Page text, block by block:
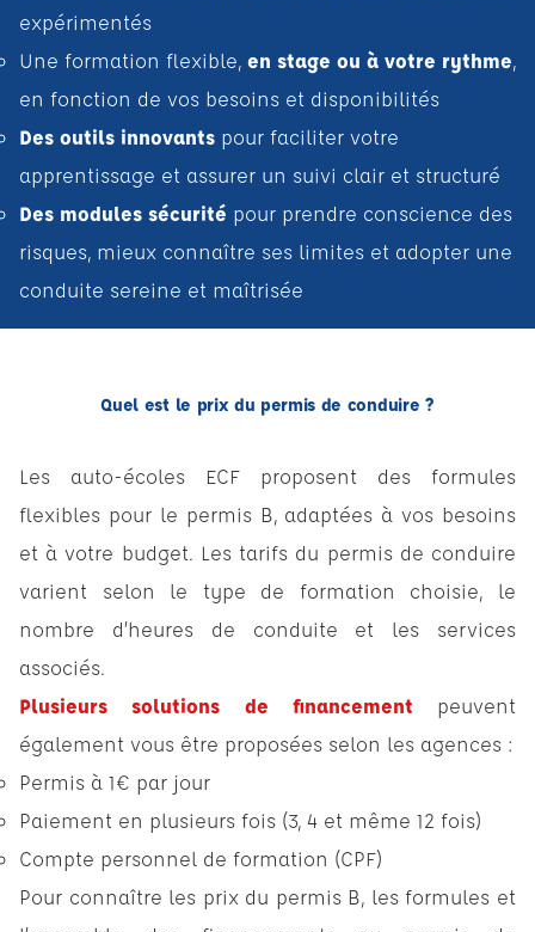
expérimentés
Une formation flexible, en stage ou à votre rythme,
en fonction de vos besoins et disponibilités
Des outils innovants pour faciliter votre
apprentissage et assurer un suivi clair et structuré
Des modules sécurité pour prendre conscience des
risques, mieux connaître ses limites et adopter une
conduite sereine et maîtrisée
Quel est le prix du permis de conduire ?
Les auto-écoles ECF proposent des formules
flexibles pour le permis B, adaptées à vos besoins
et à votre budget. Les tarifs du permis de conduire
varient selon le type de formation choisie, le
nombre d’heures de conduite et les services
associés.
Plusieurs solutions de financement peuvent
également vous être proposées selon les agences :
Permis à 1€ par jour
Paiement en plusieurs fois (3, 4 et même 12 fois)
Compte personnel de formation (CPF)
Pour connaître les prix du permis B, les formules et